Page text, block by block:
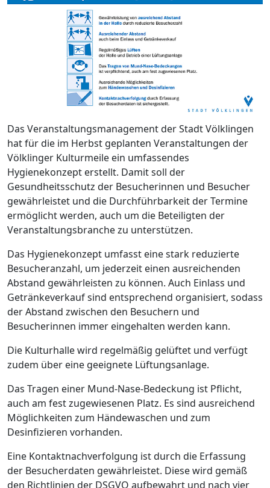
Das Veranstaltungsmanagement der Stadt Völklingen
hat für die im Herbst geplanten Veranstaltungen der
Völklinger Kulturmeile ein umfassendes
Hygienekonzept erstellt. Damit soll der
Gesundheitsschutz der Besucherinnen und Besucher
gewährleistet und die Durchführbarkeit der Termine
ermöglicht werden, auch um die Beteiligten der
Veranstaltungsbranche zu unterstützen.
Das Hygienekonzept umfasst eine stark reduzierte
Besucheranzahl, um jederzeit einen ausreichenden
Abstand gewährleisten zu können. Auch Einlass und
Getränkeverkauf sind entsprechend organisiert, sodass
der Abstand zwischen den Besuchern und
Besucherinnen immer eingehalten werden kann.
Die Kulturhalle wird regelmäßig gelüftet und verfügt
zudem über eine geeignete Lüftungsanlage.
Das Tragen einer Mund-Nase-Bedeckung ist Pflicht,
auch am fest zugewiesenen Platz. Es sind ausreichend
Möglichkeiten zum Händewaschen und zum
Desinfizieren vorhanden.
Eine Kontaktnachverfolgung ist durch die Erfassung
der Besucherdaten gewährleistet. Diese wird gemäß
den Richtlinien der DSGVO aufbewahrt und nach vier